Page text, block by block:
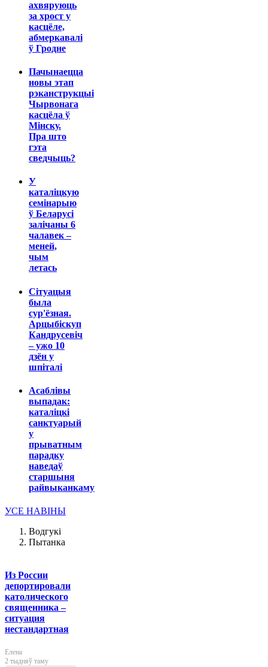
ахвяруюць
за хрост у
касцёле,
абмеркавалі
ў Гродне
Пачынаецца
новы этап
рэканструкцыі
Чырвонага
касцёла ў
Мінску.
Пра што
гэта
сведчыць?
У
каталіцкую
семінарыю
ў Беларусі
залічаны 6
чалавек –
меней,
чым
летась
Сітуацыя
была
сур'ёзная.
Арцыбіскуп
Кандрусевіч
– ужо 10
дзён у
шпіталі
Асаблівы
выпадак:
каталіцкі
санктуарый
у
прыватным
парадку
наведаў
старшыня
райвыканкаму
УСЕ НАВІНЫ
Водгукі
Пытанка
Из России
депортировали
католического
священника –
ситуация
нестандартная
Елена
2 тыдняў таму